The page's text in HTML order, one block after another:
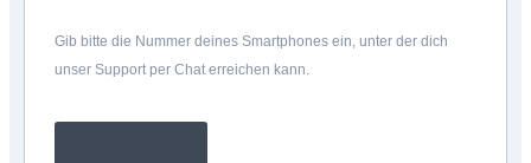
Gib bitte die Nummer deines Smartphones ein, unter der dich
unser Support per Chat erreichen kann.